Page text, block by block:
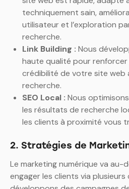
techniquement sain,
utilisateur et l’exploration
recherche.
Link Building : Nous
haute qualité pour renforcer
crédibilité de votre site web
recherche.
SEO Local : Nous
les résultats de recherche
les clients à proximité vous
2. Stratégies de
Le marketing numérique va au-
engager les clients via plusieurs